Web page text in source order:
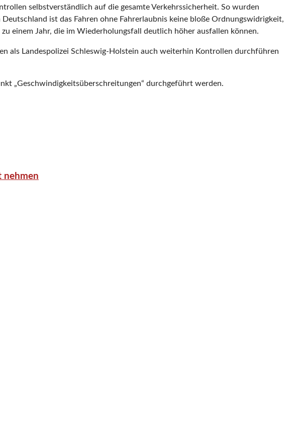
selbstverständlich auf die gesamte Verkehrssicherheit. So wurden
ist das Fahren ohne Fahrerlaubnis keine bloße Ordnungswidrigkeit,
einem Jahr, die im Wiederholungsfall deutlich höher ausfallen können.
als Landespolizei Schleswig-Holstein auch weiterhin Kontrollen durchführen
„Geschwindigkeitsüberschreitungen“ durchgeführt werden.
nehmen